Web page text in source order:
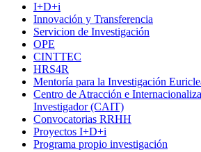
I+D+i
Innovación y Transferencia
Servicion de Investigación
OPE
CINTTEC
HRS4R
Mentoría para la Investigación
Centro de Atracción e
Investigador (CAIT)
Convocatorias RRHH
Proyectos I+D+i
Programa propio investigación